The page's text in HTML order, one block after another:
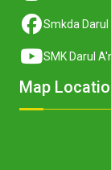
Smkda Darul
SMK Darul
Map